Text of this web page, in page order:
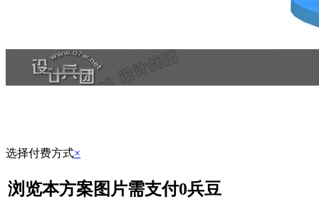
选择付费方式×
浏览本方案图片需支付0兵豆